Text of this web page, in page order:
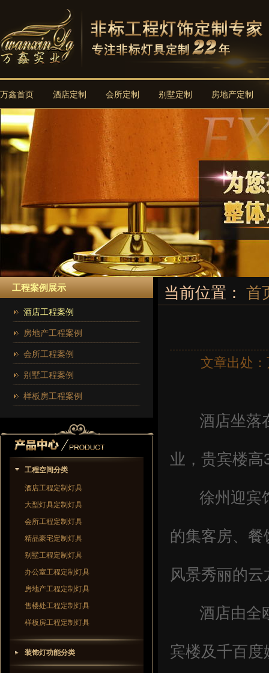
万鑫首页 酒店定制 会所定制 别墅定制 房地产定制
工程案例展示
酒店工程案例
房地产工程案例
会所工程案例
别墅工程案例
样板房工程案例
工程空间分类
酒店工程定制灯具
大型灯具定制灯具
会所工程定制灯具
精品豪宅定制灯具
别墅工程定制灯具
办公室工程定制灯具
房地产工程定制灯具
售楼处工程定制灯具
样板房工程定制灯具
装饰灯功能分类
当前位置： 首
文章出处
酒店坐落在
业，贵宾楼高
徐州迎宾馆
的集客房、
风景秀丽的
酒店由全欧
宾楼及千百度